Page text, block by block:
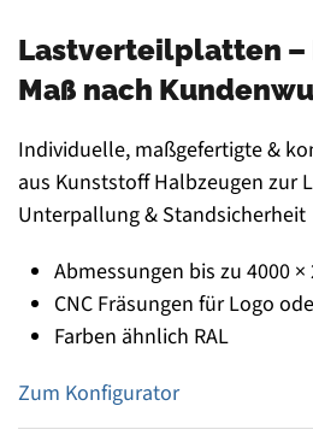
Lastverteilplatten –
Maß nach
Individuelle, maßgefertigte &
aus Kunststoff Halbzeugen zur
Unterpallung & Standsicherheit
Abmessungen bis zu 4000 ×
CNC Fräsungen für Logo
Farben ähnlich RAL
Zum Konfigurator